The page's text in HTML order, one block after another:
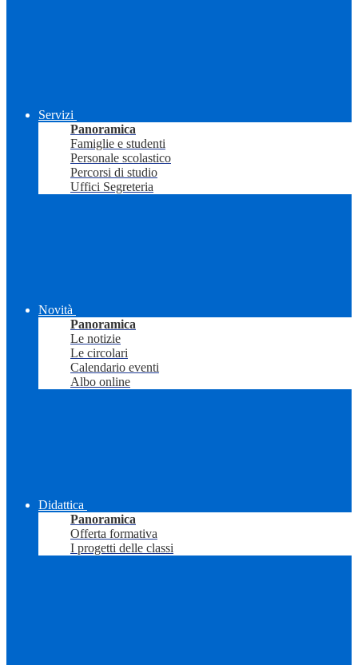
Servizi
Panoramica
Famiglie e studenti
Personale scolastico
Percorsi di studio
Uffici Segreteria
Novità
Panoramica
Le notizie
Le circolari
Calendario eventi
Albo online
Didattica
Panoramica
Offerta formativa
I progetti delle classi